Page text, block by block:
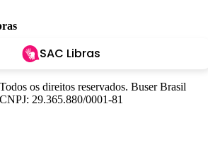
SAC Libras
os direitos reservados. Buser Brasil
29.365.880/0001-81